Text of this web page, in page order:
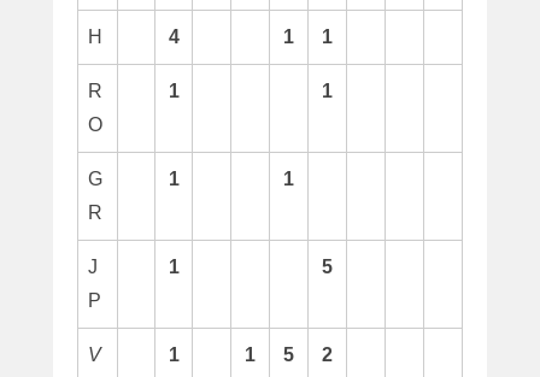
H 4 1 1
R
O
1 1
G
R
1 1
J
P
1 5
V
1 1 5 2